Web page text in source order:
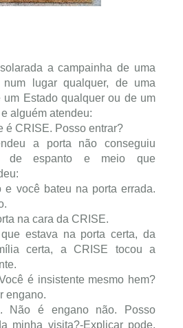
a campainha de uma
lugar qualquer, de uma
um Estado qualquer ou de um
alguém atendeu:
é CRISE. Posso entrar?
a porta não conseguiu
de espanto e meio que
e você bateu na porta errada.
na cara da CRISE.
estava na porta certa, da
certa, a CRISE tocou a
é insistente mesmo hem?
engano.
Não é engano não. Posso
minha visita?-Explicar pode.